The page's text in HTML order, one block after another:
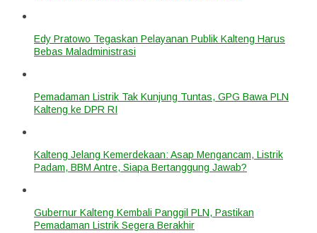
Edy Pratowo Tegaskan Pelayanan Publik Kalteng Harus
Bebas Maladministrasi
Pemadaman Listrik Tak Kunjung Tuntas, GPG Bawa PLN
Kalteng ke DPR RI
Kalteng Jelang Kemerdekaan: Asap Mengancam, Listrik
Padam, BBM Antre, Siapa Bertanggung Jawab?
Gubernur Kalteng Kembali Panggil PLN, Pastikan
Pemadaman Listrik Segera Berakhir